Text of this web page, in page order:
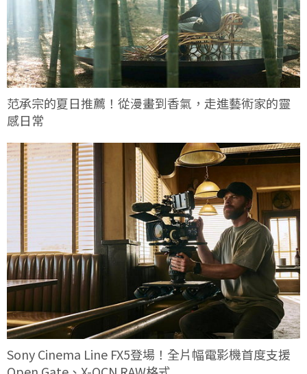
范承宗的夏日推薦！從漫畫到香氣，走進藝術家的靈
感日常
Sony Cinema Line FX5登場！全片幅電影機首度支援